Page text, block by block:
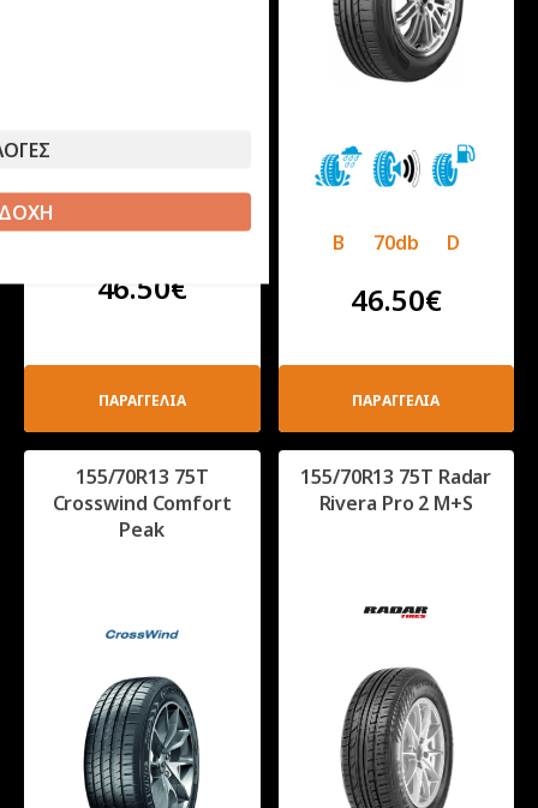
C 70db E
46.50€
ΠΑΡΑΓΓΕΛΙΑ
B 70db D
46.50€
ΠΑΡΑΓΓΕΛΙΑ
155/70R13 75T
Crosswind Comfort
Peak
155/70R13 75T Radar
Rivera Pro 2 M+S